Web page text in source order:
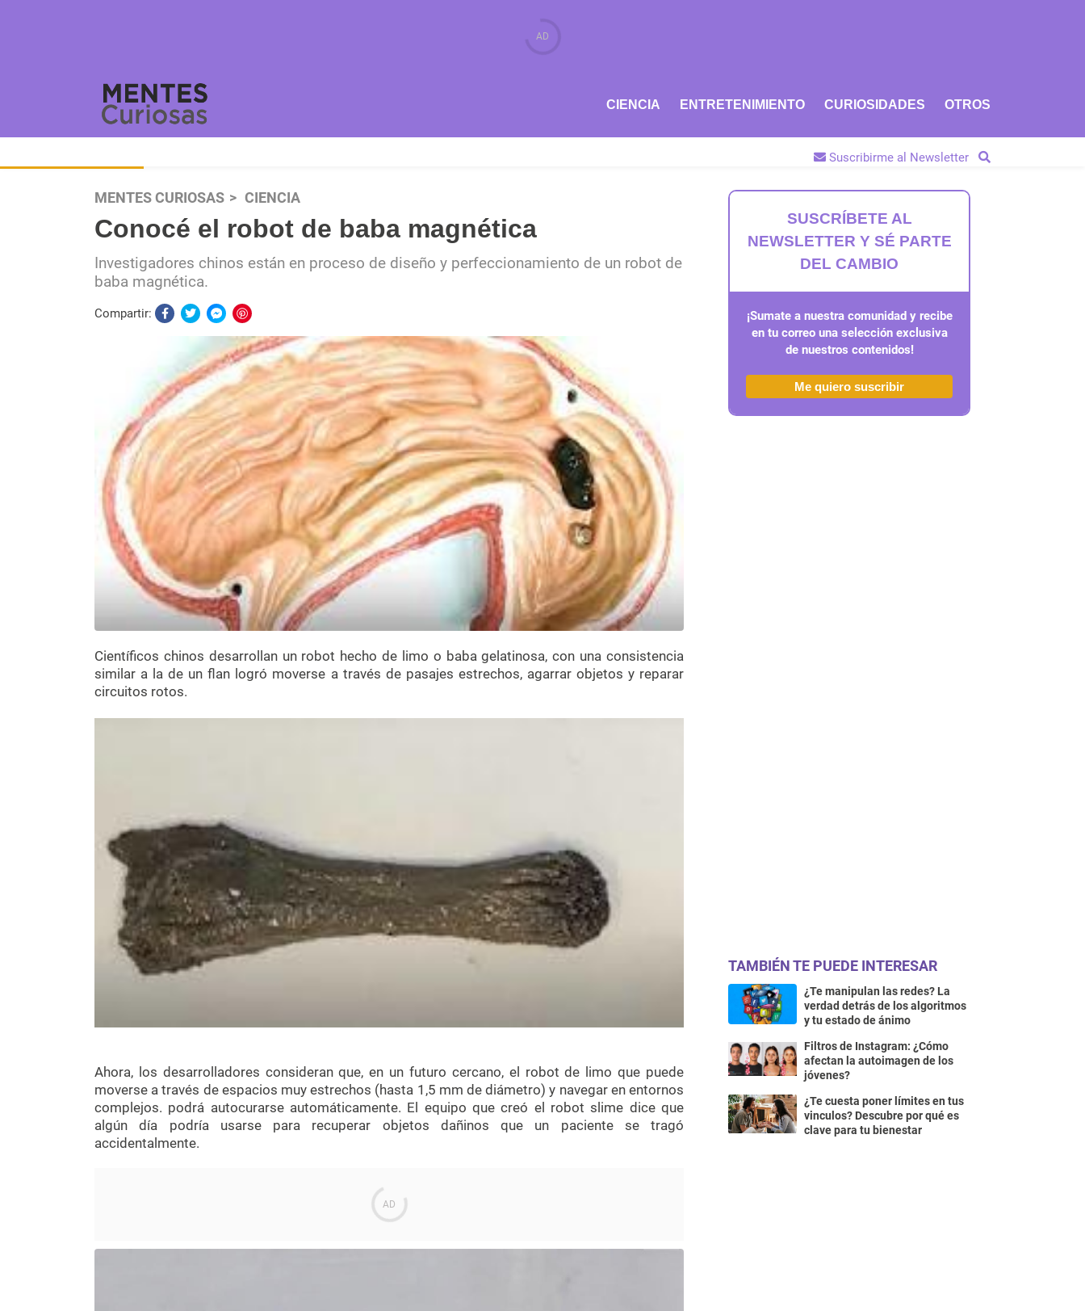
CIENCIA ENTRETENIMIENTO CURIOSIDADES OTROS
Suscribirme al Newsletter
MENTES CURIOSAS CIENCIA
Conocé el robot de baba magnética
Investigadores chinos están en proceso de diseño y perfeccionamiento de un robot de
baba magnética.
Compartir:
Científicos chinos desarrollan un robot hecho de limo o baba gelatinosa, con una consistencia
similar a la de un flan logró moverse a través de pasajes estrechos, agarrar objetos y reparar
circuitos rotos.
Ahora, los desarrolladores consideran que, en un futuro cercano, el robot de limo que puede
moverse a través de espacios muy estrechos (hasta 1,5 mm de diámetro) y navegar en entornos
complejos. podrá autocurarse automáticamente. El equipo que creó el robot slime dice que
algún día podría usarse para recuperar objetos dañinos que un paciente se tragó
accidentalmente.
SUSCRÍBETE AL
NEWSLETTER Y SÉ PARTE
DEL CAMBIO
¡Sumate a nuestra comunidad y recibe
en tu correo una selección exclusiva
de nuestros contenidos!
Me quiero suscribir
TAMBIÉN TE PUEDE INTERESAR
¿Te manipulan las redes? La
verdad detrás de los algoritmos
y tu estado de ánimo
Filtros de Instagram: ¿Cómo
afectan la autoimagen de los
jóvenes?
¿Te cuesta poner límites en tus
vinculos? Descubre por qué es
clave para tu bienestar